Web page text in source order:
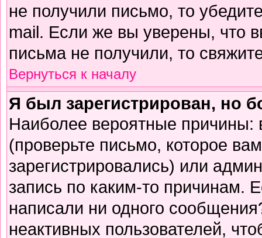
не получили письмо, то
mail. Если же вы уверены, что
письма не получили, то
Вернуться к началу
Я был зарегистрирован, но
Наиболее вероятные причины:
(проверьте письмо, которое
зарегистрировались) или
запись по каким-то причинам.
написали ни одного
неактивных пользователей,